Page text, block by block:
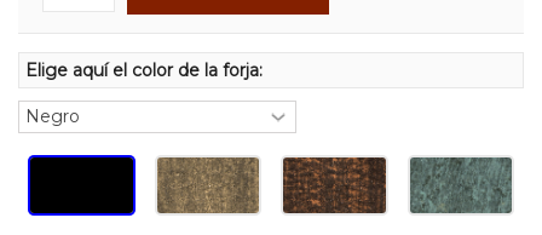
Elige aquí el color de la forja: